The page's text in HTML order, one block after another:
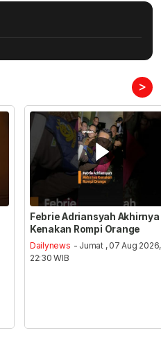
>
Febrie Adriansyah Akhirnya
Kenakan Rompi Orange
Dailynews - Jumat , 07 Aug 2026,
22:30 WIB